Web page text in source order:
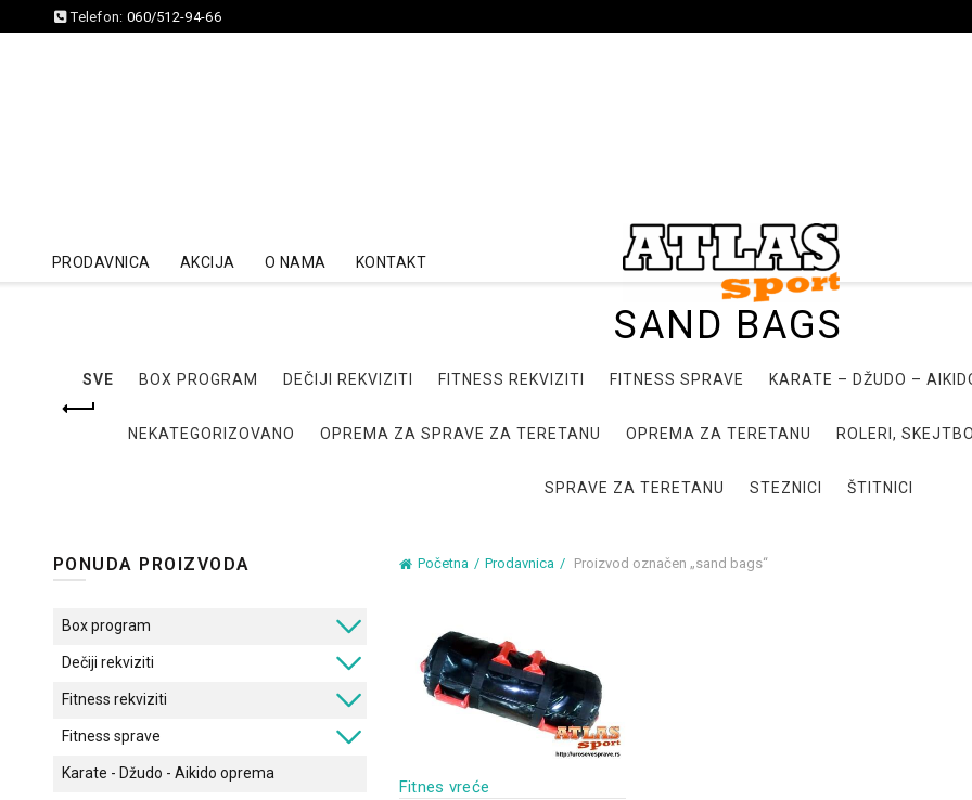
Telefon: 060/512-94-66
PRODAVNICA AKCIJA O NAMA KONTAKT
SAND BAGS
SVE BOX PROGRAM DEČIJI REKVIZITI FITNESS REKVIZITI FITNESS SPRAVE KARATE – DŽUDO –
NEKATEGORIZOVANO OPREMA ZA SPRAVE ZA TERETANU OPREMA ZA TERETANU ROLERI,
SPRAVE ZA TERETANU STEZNICI ŠTITNICI
Početna Prodavnica Proizvod označen „sand bags“
Fitnes vreće
PONUDA PROIZVODA
Box program
Dečiji rekviziti
Fitness rekviziti
Fitness sprave
Karate - Džudo - Aikido oprema